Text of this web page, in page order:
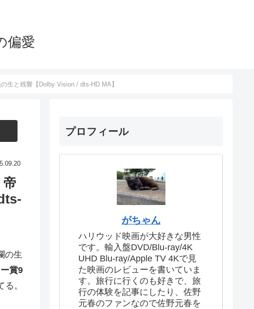
偏愛
生と残響【Dolby Vision / dts-HD MA】
帝
の生
賞9
。
プロフィール
がちゃん
ハリウッド映画が大好きな男性
です。輸入盤DVD/Blu-ray/4K
UHD Blu-ray/Apple TV 4Kで見
た映画のレビューを書いていま
す。旅行に行くのも好きで、旅
行の体験を記事にしたり、佐野
元春のファンなので佐野元春を